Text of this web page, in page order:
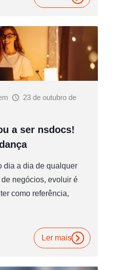
23 de outubro de
a ser nsdocs!
dia a dia de qualquer
negócios, evoluir é
como referência,
Ler mais